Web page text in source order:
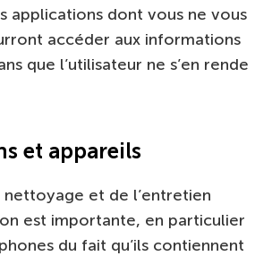
applications dont vous ne vous
accéder aux informations
que l’utilisateur ne s’en rende
et appareils
nettoyage et de l’entretien
est importante, en particulier
du fait qu’ils contiennent